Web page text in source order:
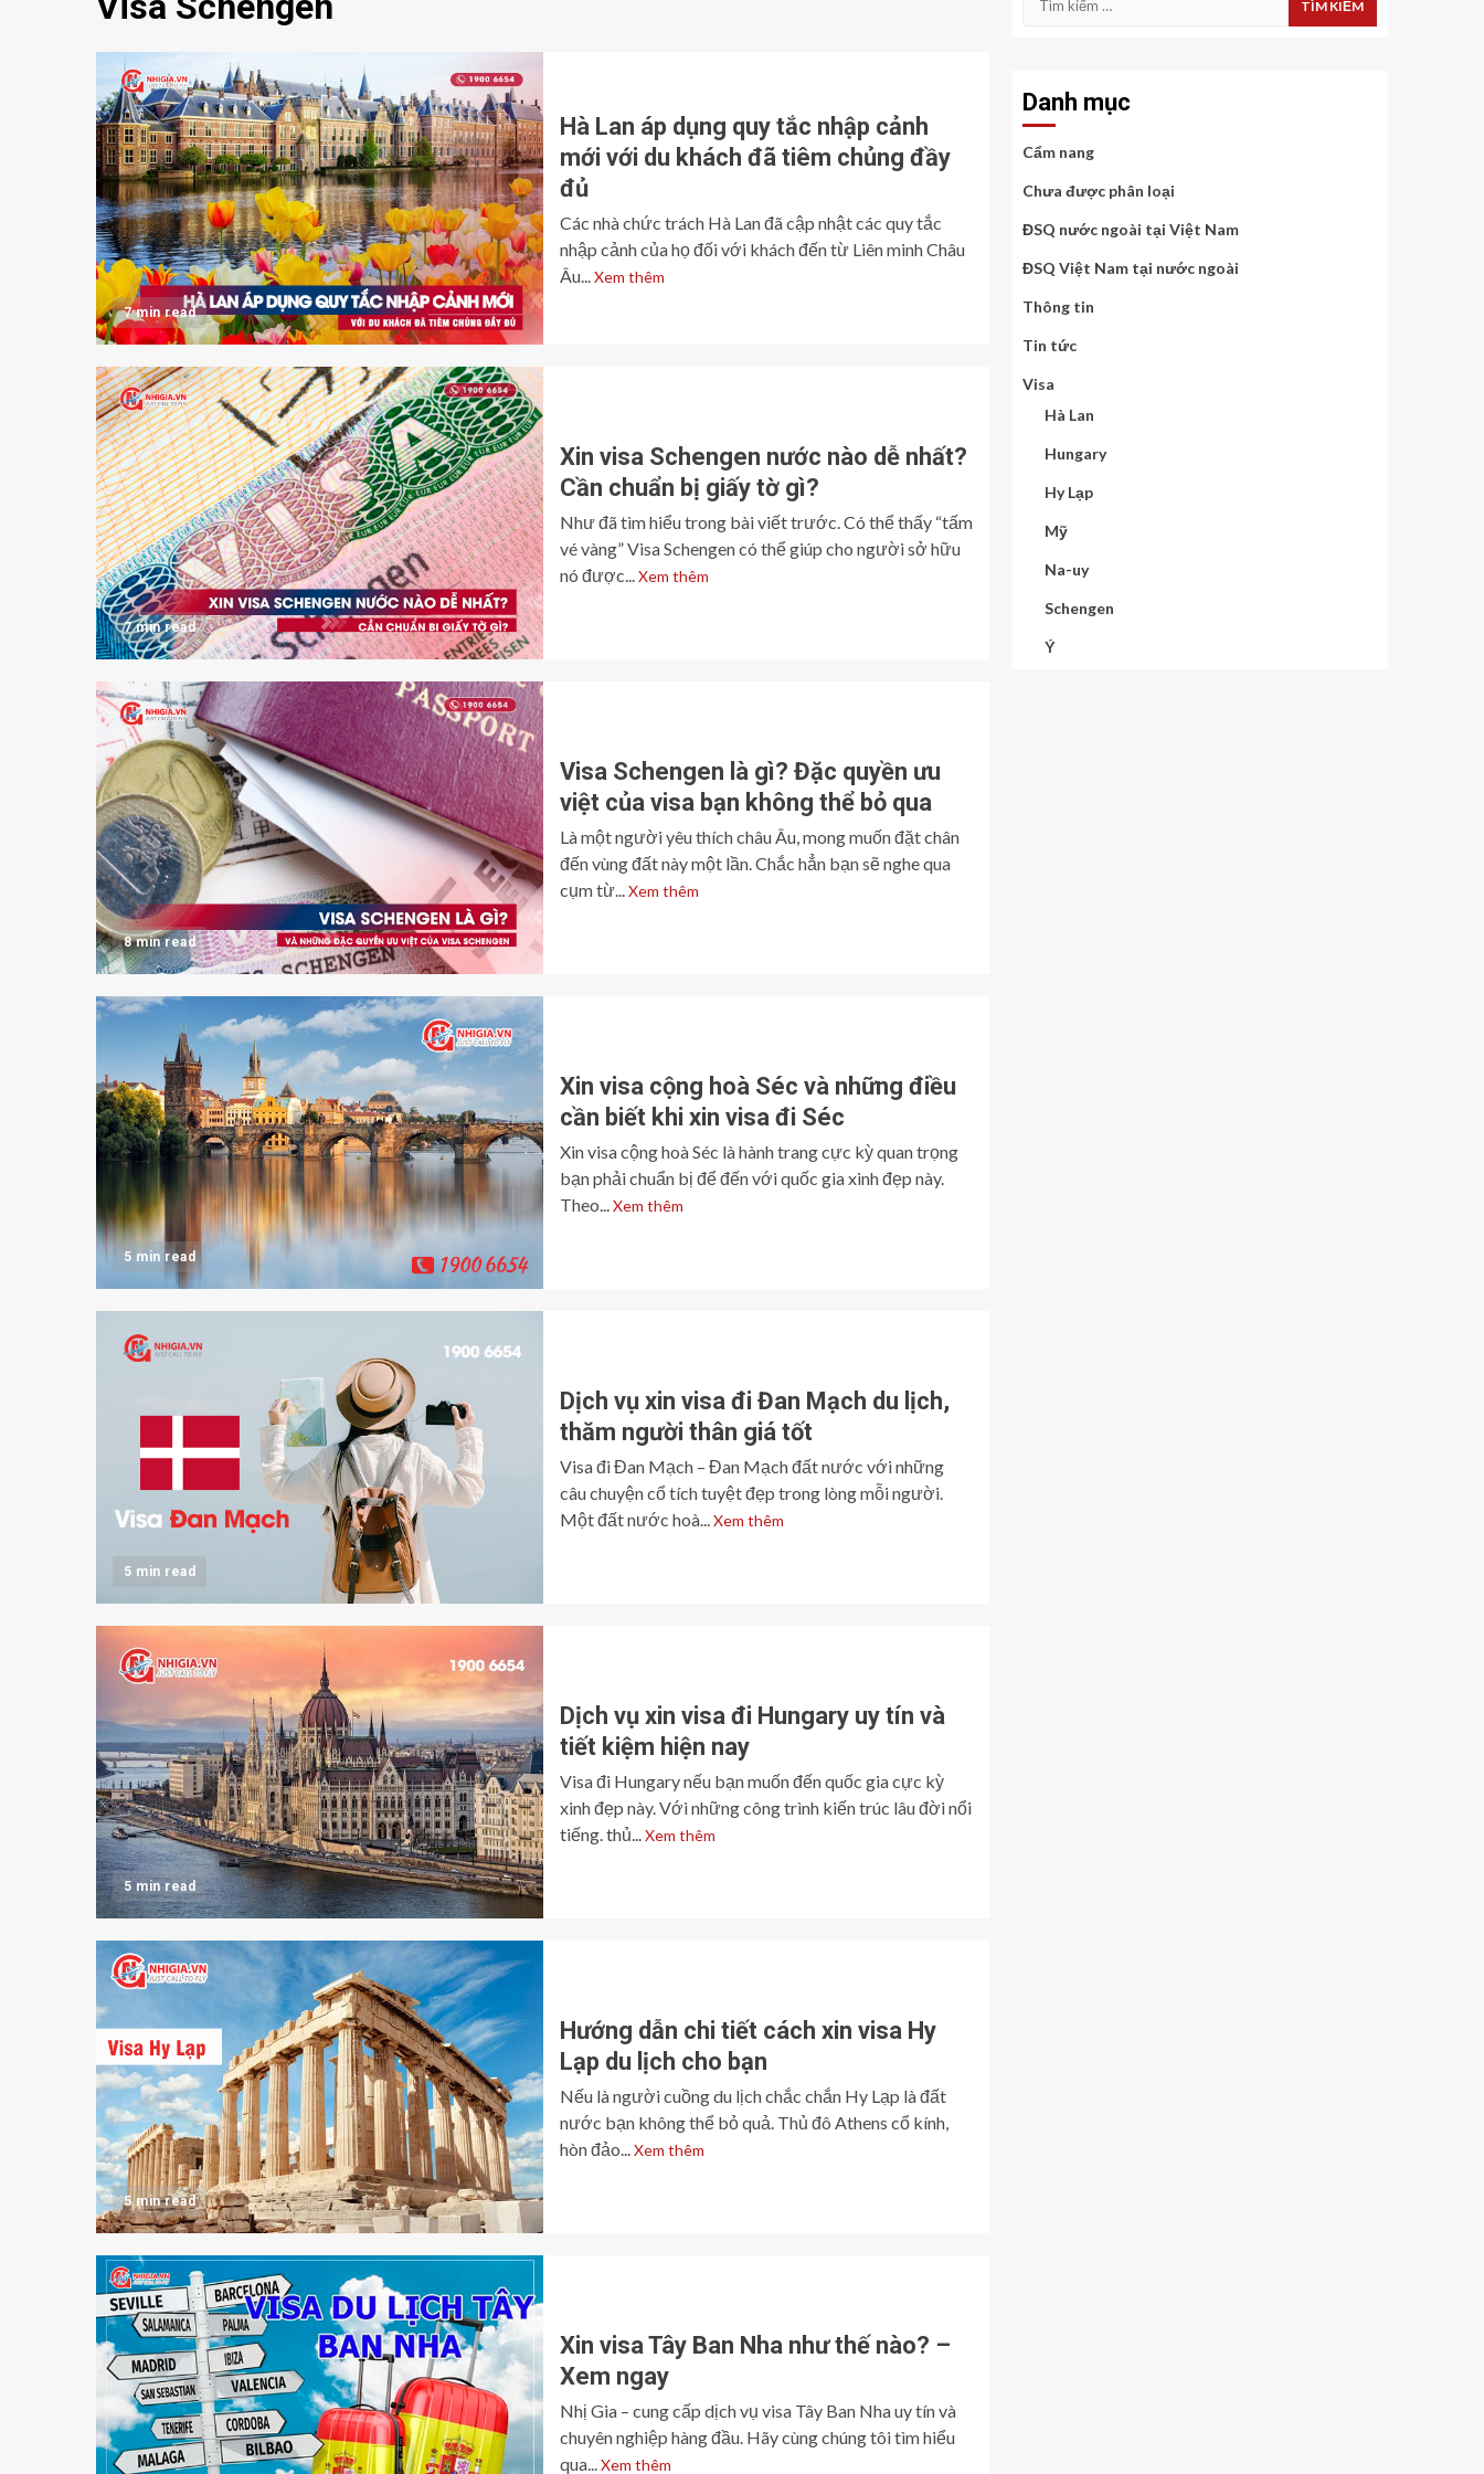
7 min read
Hà Lan áp dụng quy tắc nhập cảnh
mới với du khách đã tiêm chủng đầy
đủ
Các nhà chức trách Hà Lan đã cập nhật các quy tắc
nhập cảnh của họ đối với khách đến từ Liên minh Châu
Âu... Xem thêm
7 min read
Xin visa Schengen nước nào dễ nhất?
Cần chuẩn bị giấy tờ gì?
Như đã tìm hiểu trong bài viết trước. Có thể thấy “tấm
vé vàng” Visa Schengen có thể giúp cho người sở hữu
nó được... Xem thêm
8 min read
Visa Schengen là gì? Đặc quyền ưu
việt của visa bạn không thể bỏ qua
Là một người yêu thích châu Âu, mong muốn đặt chân
đến vùng đất này một lần. Chắc hẳn bạn sẽ nghe qua
cụm từ... Xem thêm
5 min read
Xin visa cộng hoà Séc và những điều
cần biết khi xin visa đi Séc
Xin visa cộng hoà Séc là hành trang cực kỳ quan trọng
bạn phải chuẩn bị để đến với quốc gia xinh đẹp này.
Theo... Xem thêm
5 min read
Dịch vụ xin visa đi Đan Mạch du lịch,
thăm người thân giá tốt
Visa đi Đan Mạch – Đan Mạch đất nước với những
câu chuyện cổ tích tuyệt đẹp trong lòng mỗi người.
Một đất nước hoà... Xem thêm
5 min read
Dịch vụ xin visa đi Hungary uy tín và
tiết kiệm hiện nay
Visa đi Hungary nếu bạn muốn đến quốc gia cực kỳ
xinh đẹp này. Với những công trình kiến trúc lâu đời nổi
tiếng. thủ... Xem thêm
5 min read
Hướng dẫn chi tiết cách xin visa Hy
Lạp du lịch cho bạn
Nếu là người cuồng du lịch chắc chắn Hy Lạp là đất
nước bạn không thể bỏ quả. Thủ đô Athens cổ kính,
hòn đảo... Xem thêm
Xin visa Tây Ban Nha như thế nào? –
Xem ngay
Nhị Gia – cung cấp dịch vụ visa Tây Ban Nha uy tín và
chuyên nghiệp hàng đầu. Hãy cùng chúng tôi tìm hiểu
qua... Xem thêm
Danh mục
Cẩm nang
Chưa được phân loại
ĐSQ nước ngoài tại Việt Nam
ĐSQ Việt Nam tại nước ngoài
Thông tin
Tin tức
Visa
Hà Lan
Hungary
Hy Lạp
Mỹ
Na-uy
Schengen
Ý